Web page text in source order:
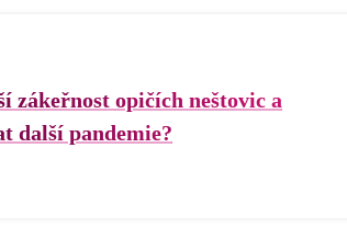
zákeřnost opičích neštovic a
další pandemie?